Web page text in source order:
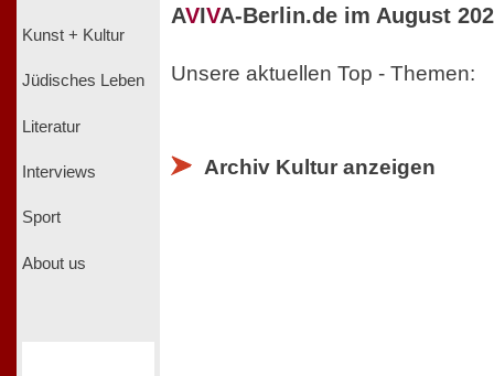
Kunst + Kultur
Jüdisches Leben
Literatur
Interviews
Sport
About us
AVIVA-Berlin.de im August
Unsere aktuellen Top - Themen:
Archiv Kultur anzeigen